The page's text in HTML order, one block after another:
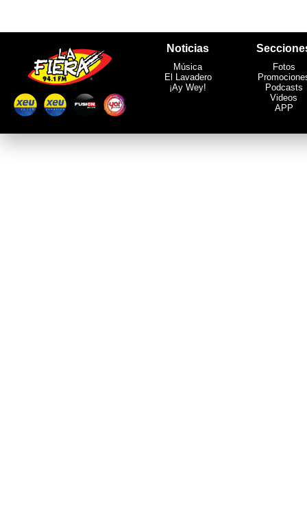
Noticias
Música
El Lavadero
¡Ay Wey!
Fotos
Podcasts
Videos
APP